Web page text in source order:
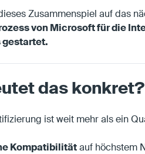
Zusammenspiel auf das
von Microsoft für die
gestartet.
das konkret?
ist weit mehr als ein
Kompatibilitätauf höchstem